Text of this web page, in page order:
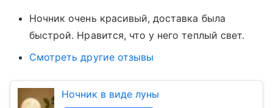
Ночник очень красивый, доставка была
быстрой. Нравится, что у него теплый свет.
Смотреть другие отзывы
Ночник в виде луны